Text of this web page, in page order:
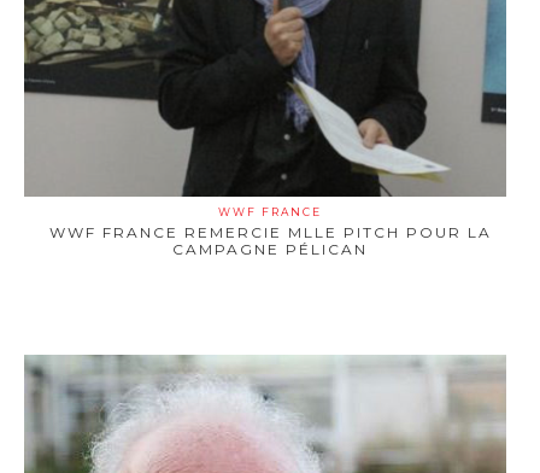
WWF FRANCE
WWF FRANCE REMERCIE MLLE PITCH POUR LA
CAMPAGNE PÉLICAN